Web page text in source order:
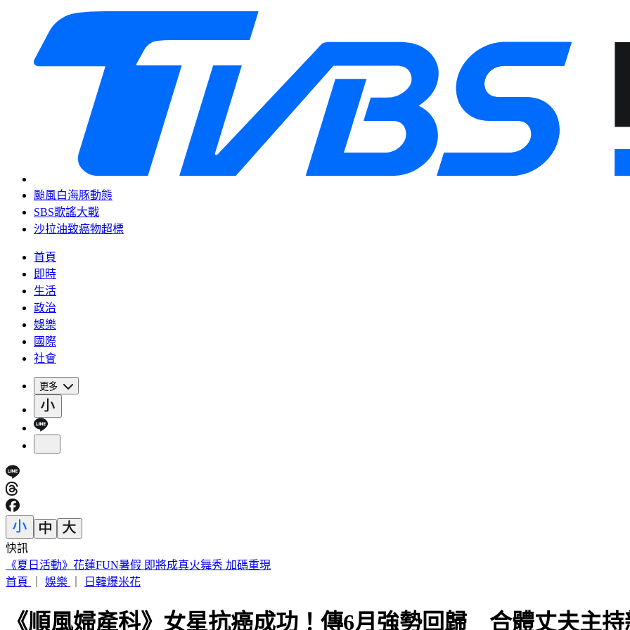
颱風白海豚動態
SBS歌謠大戰
沙拉油致癌物超標
首頁
即時
生活
政治
娛樂
國際
社會
更多
快訊
《夏日活動》花蓮FUN暑假 即將成真火舞秀 加碼重現
首頁
娛樂 日韓爆米花
《順風婦產科》女星抗癌成功！傳6月強勢回歸 合體丈夫主